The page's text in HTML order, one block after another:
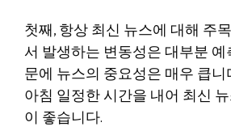
첫째, 항상 최신 뉴스에 대해 주
서 발생하는 변동성은 대부분
문에 뉴스의 중요성은 매우 큽니
아침 일정한 시간을 내어 최신
이 좋습니다.